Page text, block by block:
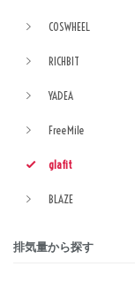
COSWHEEL
RICHBIT
YADEA
FreeMile
glafit
BLAZE
排気量から探す